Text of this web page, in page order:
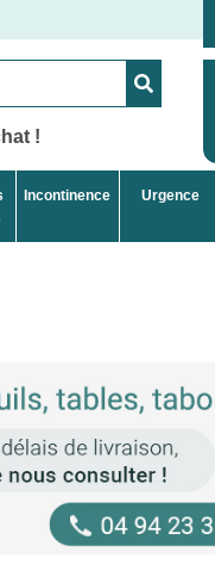
!
Incontinence Urgence